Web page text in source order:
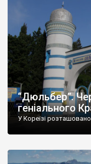
“Дюльбер”.
геніального
У Кореїзі